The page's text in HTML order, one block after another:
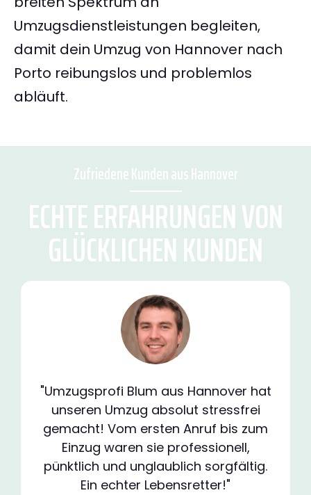
Umzugsdienstleistungen begleiten,
damit dein Umzug von Hannover nach
Porto reibungslos und problemlos
abläuft.
Zufriedene Kunden aus Hannover
ECHTE ERFAHRUNGEN VON
GLÜCKLICHEN KUNDEN
"Umzugsprofi Blum aus Hannover hat
unseren Umzug absolut stressfrei
gemacht! Vom ersten Anruf bis zum
Einzug waren sie professionell,
pünktlich und unglaublich sorgfältig.
Ein echter Lebensretter!"